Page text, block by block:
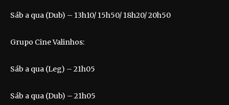
Sáb a qua (Dub) – 13h10/ 15h50/ 18h20/ 20h50
Grupo Cine Valinhos:
Sáb a qua (Leg) – 21h05
Sáb a qua (Dub) – 21h05